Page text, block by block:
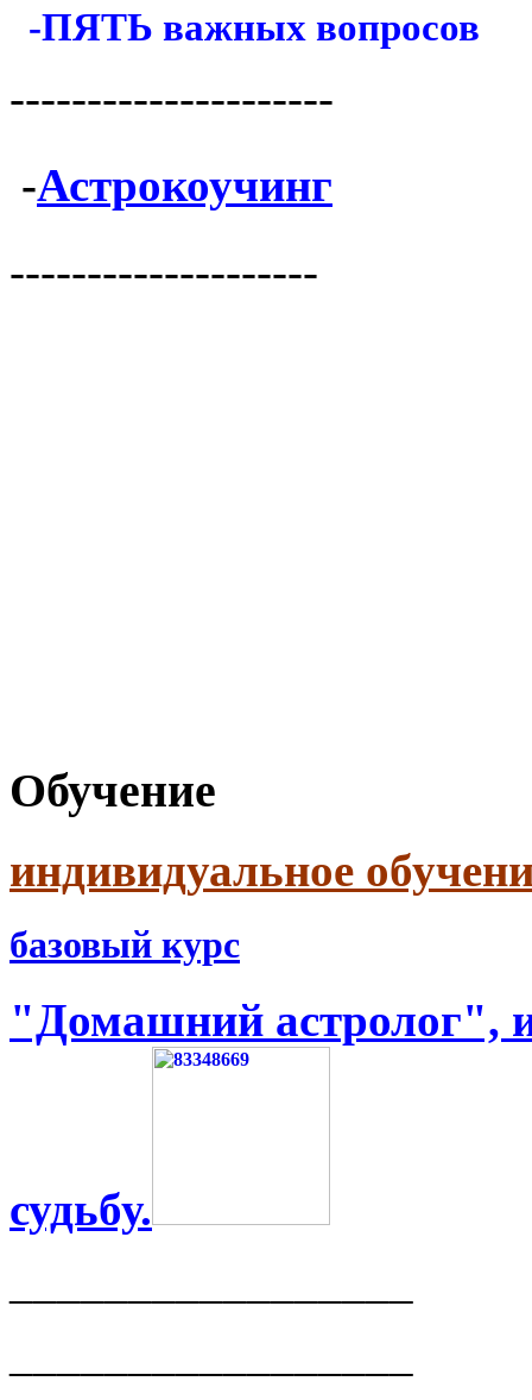
-ПЯТЬ важных вопросов
---------------------
-Астрокоучинг
--------------------
Обучение
индивидуальное
базовый курс
"Домашний астролог",
судьбу.